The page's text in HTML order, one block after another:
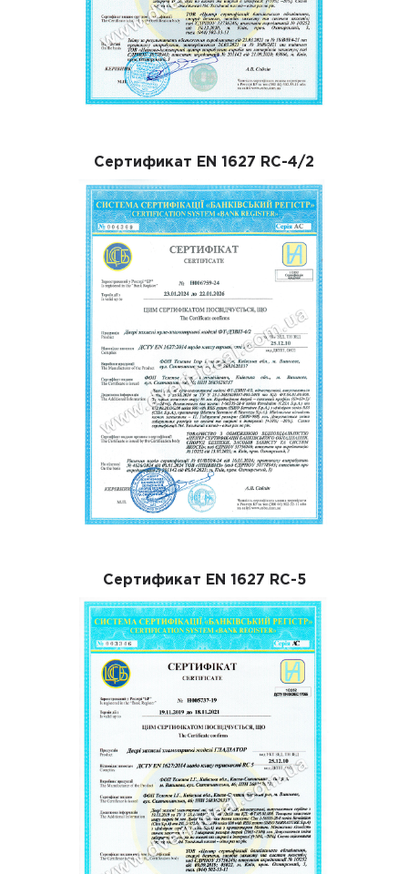
Сертификат EN 1627 RC-4/2
Сертификат EN 1627 RC-5